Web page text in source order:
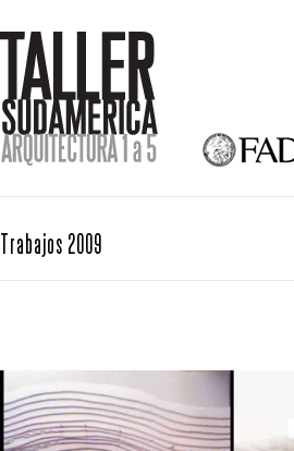
Trabajos 2009